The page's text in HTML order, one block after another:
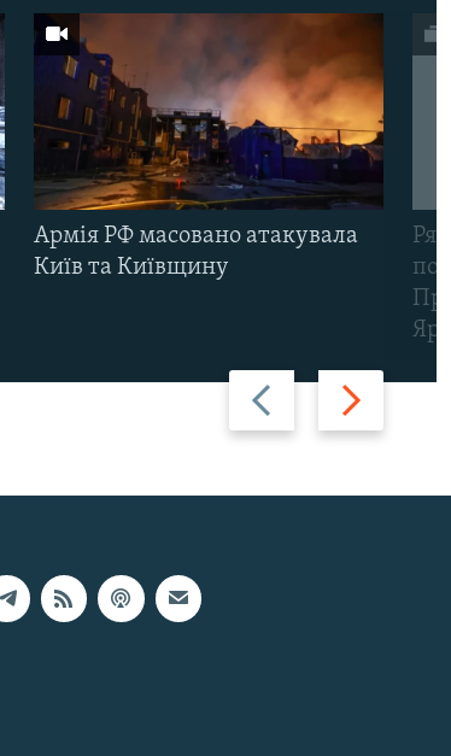
Назад Вперед
Армія РФ масовано атакувала
Київ та Київщину